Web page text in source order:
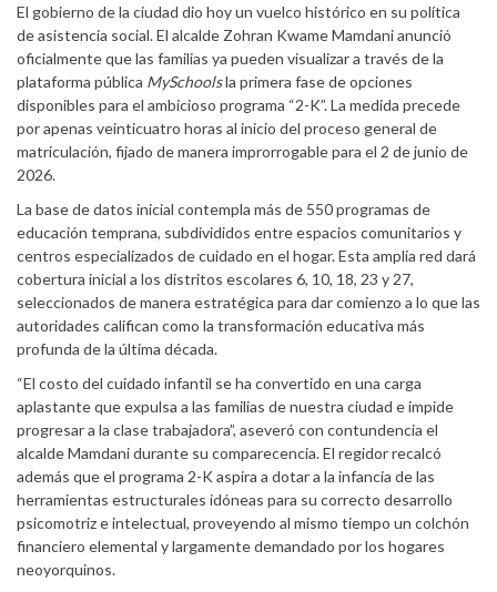
El gobierno de la ciudad dio hoy un vuelco histórico en su política
de asistencia social. El alcalde Zohran Kwame Mamdani anunció
oficialmente que las familias ya pueden visualizar a través de la
plataforma pública MySchoolsla primera fase de opciones
disponibles para el ambicioso programa “2-K”. La medida precede
por apenas veinticuatro horas al inicio del proceso general de
matriculación, fijado de manera improrrogable para el 2 de junio de
2026.
La base de datos inicial contempla más de 550 programas de
educación temprana, subdivididos entre espacios comunitarios y
centros especializados de cuidado en el hogar. Esta amplia red dará
cobertura inicial a los distritos escolares 6, 10, 18, 23 y 27,
seleccionados de manera estratégica para dar comienzo a lo que las
autoridades califican como la transformación educativa más
profunda de la última década.
“El costo del cuidado infantil se ha convertido en una carga
aplastante que expulsa a las familias de nuestra ciudad e impide
progresar a la clase trabajadora”, aseveró con contundencia el
alcalde Mamdani durante su comparecencia. El regidor recalcó
además que el programa 2-K aspira a dotar a la infancia de las
herramientas estructurales idóneas para su correcto desarrollo
psicomotriz e intelectual, proveyendo al mismo tiempo un colchón
financiero elemental y largamente demandado por los hogares
neoyorquinos.